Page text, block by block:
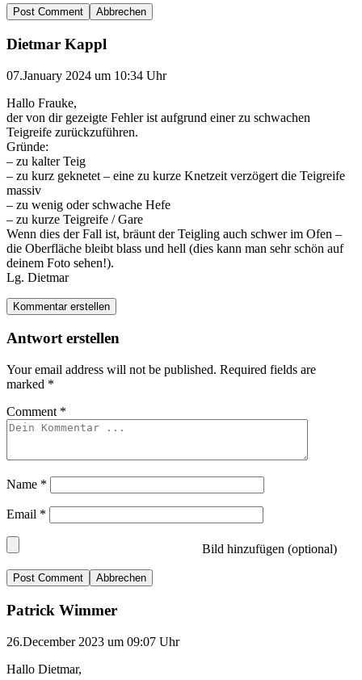
Abbrechen
Dietmar Kappl
07.January 2024 um 10:34 Uhr
Hallo Frauke,
der von dir gezeigte Fehler ist aufgrund einer zu schwachen
Teigreife zurückzuführen.
Gründe:
– zu kalter Teig
– zu kurz geknetet – eine zu kurze Knetzeit verzögert die Teigreife
massiv
– zu wenig oder schwache Hefe
– zu kurze Teigreife / Gare
Wenn dies der Fall ist, bräunt der Teigling auch schwer im Ofen –
die Oberfläche bleibt blass und hell (dies kann man sehr schön auf
deinem Foto sehen!).
Lg. Dietmar
Kommentar erstellen
Antwort erstellen
Your email address will not be published. Required fields are
marked *
Comment *
Name *
Email *
Bild hinzufügen (optional)
Abbrechen
Patrick Wimmer
26.December 2023 um 09:07 Uhr
Hallo Dietmar,